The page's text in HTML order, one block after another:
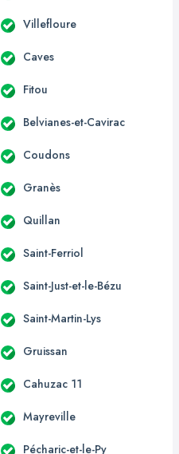
Villefloure
Caves
Fitou
Belvianes-et-Cavirac
Coudons
Granès
Quillan
Saint-Ferriol
Saint-Just-et-le-Bézu
Saint-Martin-Lys
Gruissan
Cahuzac 11
Mayreville
Pécharic-et-le-Py